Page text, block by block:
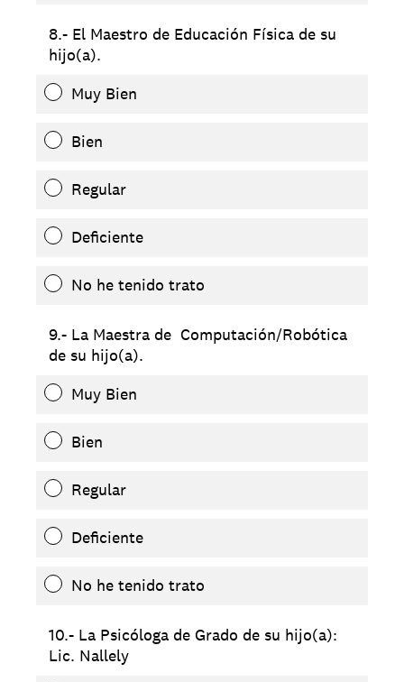
8.- El Maestro de Educación Física de su
hijo(a).
Muy Bien
Bien
Regular
Deficiente
No he tenido trato
9.- La Maestra de Computación/Robótica
de su hijo(a).
Muy Bien
Bien
Regular
Deficiente
No he tenido trato
10.- La Psicóloga de Grado de su hijo(a):
Lic. Nallely